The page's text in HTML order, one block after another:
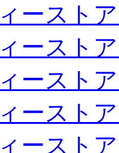
ースト
ースト
ースト
ースト
ースト